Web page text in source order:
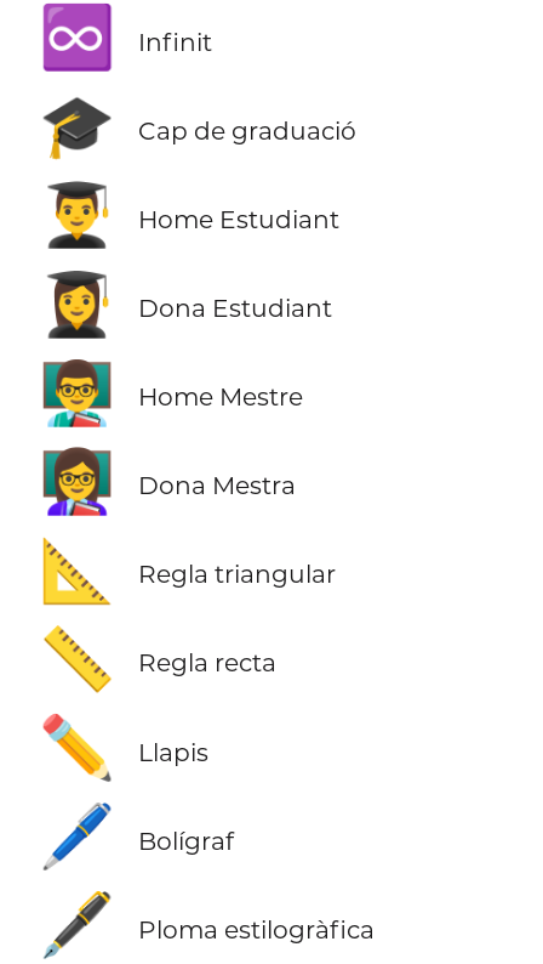
♾️ Infinit
🎓 Cap de graduació
👨‍🎓 Home Estudiant
👩‍🎓 Dona Estudiant
👨‍🏫 Home Mestre
👩‍🏫 Dona Mestra
📐 Regla triangular
📏 Regla recta
✏️ Llapis
🖊️ Bolígraf
🖋️ Ploma estilogràfica